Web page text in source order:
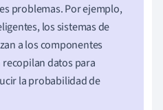
problemas. Por ejemplo,
los sistemas de
a los componentes
datos para
la probabilidad de